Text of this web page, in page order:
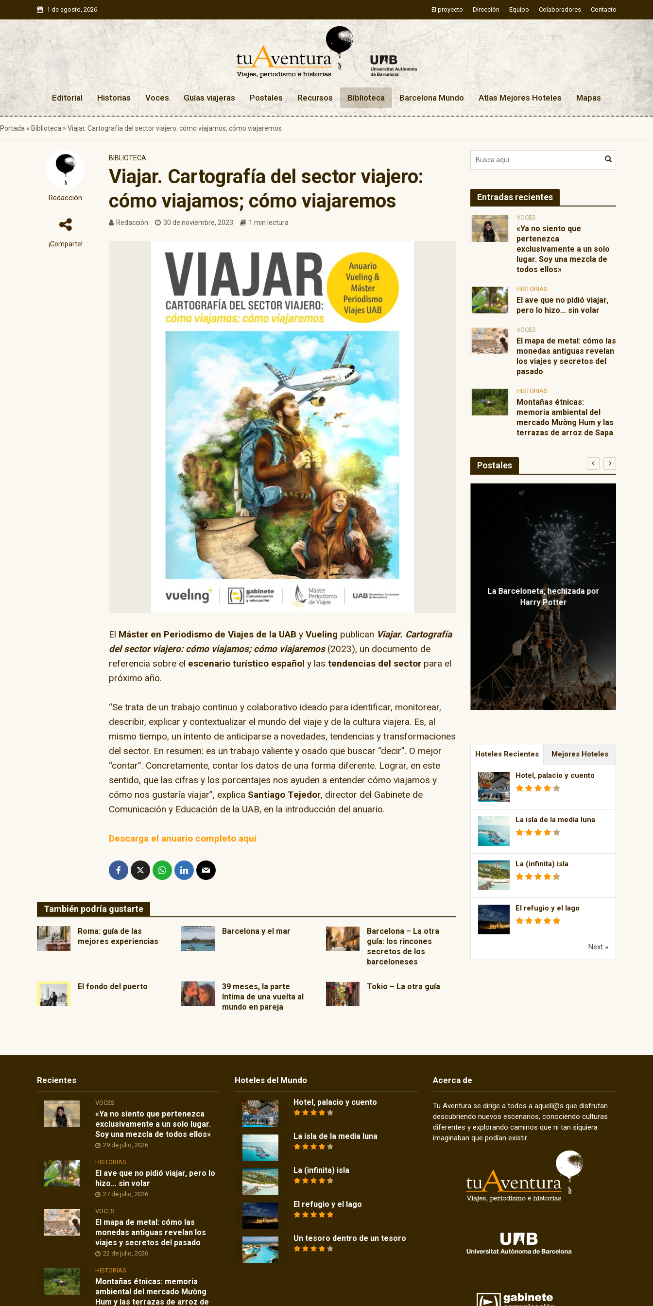
1 de agosto, 2026 El proyecto Dirección Equipo Colaboradores Contacto
Editorial Historias Voces Guías viajeras Postales Recursos Biblioteca Barcelona Mundo Atlas Mejores Hoteles Mapas
Portada » Biblioteca » Viajar. Cartografía del sector viajero: cómo viajamos; cómo viajaremos
Redacción
¡Comparte!
BIBLIOTECA
Viajar. Cartografía del sector viajero:
cómo viajamos; cómo viajaremos
Redacción 30 de noviembre, 2023 1 min lectura
El Máster en Periodismo de Viajes de la UAB yVueling publican Viajar. Cartografía
del sector viajero: cómo viajamos; cómo viajaremos(2023), un documento de
referencia sobre el escenario turístico español y lastendencias del sector para el
próximo año.
“Se trata de un trabajo continuo y colaborativo ideado para identificar, monitorear,
describir, explicar y contextualizar el mundo del viaje y de la cultura viajera. Es, al
mismo tiempo, un intento de anticiparse a novedades, tendencias y transformaciones
del sector. En resumen: es un trabajo valiente y osado que buscar “decir”. O mejor
“contar”. Concretamente, contar los datos de una forma diferente. Lograr, en este
sentido, que las cifras y los porcentajes nos ayuden a entender cómo viajamos y
cómo nos gustaría viajar”, explica Santiago Tejedor, director del Gabinete de
Comunicación y Educación de la UAB, en la introducción del anuario.
Descarga el anuario completo aquí
También podría gustarte
Roma: guía de las
mejores experiencias
Barcelona y el mar
Barcelona – La otra
guía: los rincones
secretos de los
barceloneses
El fondo del puerto
39 meses, la parte
íntima de una vuelta al
mundo en pareja
Tokio – La otra guía
Entradas recientes
VOCES
«Ya no siento que
pertenezca
exclusivamente a un solo
lugar. Soy una mezcla de
todos ellos»
HISTORIAS
El ave que no pidió viajar,
pero lo hizo… sin volar
VOCES
El mapa de metal: cómo las
monedas antiguas revelan
los viajes y secretos del
pasado
HISTORIAS
Montañas étnicas:
memoria ambiental del
mercado Mường Hum y las
terrazas de arroz de Sapa
Postales
“Go Skate Day” en la capital del
skate
El camino de Dios
La Barceloneta, hechizada por
Harry Potter
Hoteles Recientes Mejores Hoteles
Hotel, palacio y cuento
La isla de la media luna
La (infinita) isla
El refugio y el lago
Next »
Recientes
VOCES
«Ya no siento que pertenezca
exclusivamente a un solo lugar.
Soy una mezcla de todos ellos»
29 de julio, 2026
HISTORIAS
El ave que no pidió viajar, pero lo
hizo… sin volar
27 de julio, 2026
VOCES
El mapa de metal: cómo las
monedas antiguas revelan los
viajes y secretos del pasado
22 de julio, 2026
HISTORIAS
Montañas étnicas: memoria
ambiental del mercado Mường
Hum y las terrazas de arroz de
Hoteles del Mundo
Hotel, palacio y cuento
La isla de la media luna
La (infinita) isla
El refugio y el lago
Un tesoro dentro de un tesoro
Acerca de
Tu Aventura se dirige a todos a aquell@s que disfrutan
descubriendo nuevos escenarios, conociendo culturas
diferentes y explorando caminos que ni tan siquiera
imaginaban que podían existir.